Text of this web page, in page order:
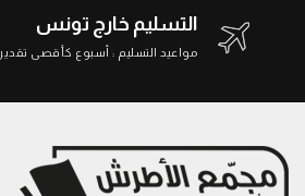
التسليم خارج تونس
مواعيد التسليم : أسبوع كأقصى تقدير